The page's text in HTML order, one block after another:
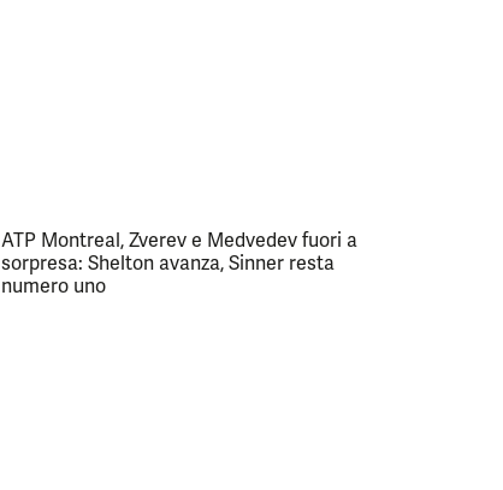
ATP Montreal, Zverev e Medvedev fuori a
sorpresa: Shelton avanza, Sinner resta
numero uno